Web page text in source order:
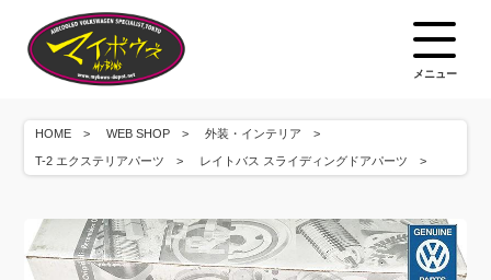
メニュー
HOME WEB SHOP 外装・インテリア
T-2 エクステリアパーツ レイトバス スライディングドアパーツ